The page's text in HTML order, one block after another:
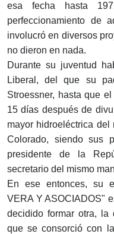
esa fecha hasta
perfeccionamiento de
involucró en diversos
no dieron en nada.
Durante su juventud
Liberal, del que su
Stroessner, hasta que
15 días después de
mayor hidroeléctrica
Colorado, siendo sus
presidente de la
secretario del mismo
En ese entonces, su
VERA Y ASOCIADOS"
decidido formar otra, la
que se consorció con